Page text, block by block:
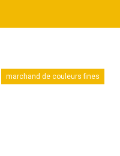
marchand de couleurs fines